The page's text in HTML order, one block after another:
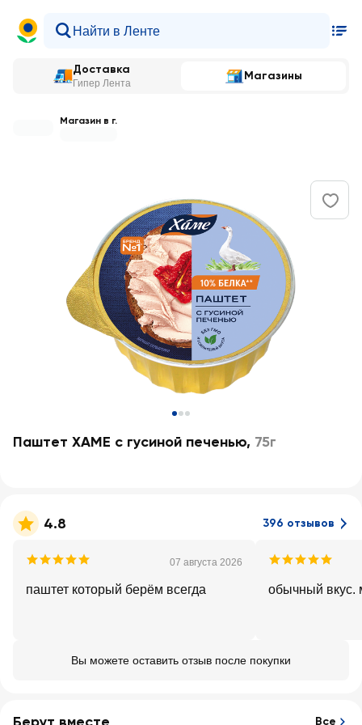
Доставка
Гипер Лента
Магазины
Магазин в г.
Паштет ХАМЕ с гусиной печенью, 75г
4.8 396 отзывов
07 августа 2026
паштет который берём всегда обычный вкус.
Вы можете оставить отзыв после покупки
Все